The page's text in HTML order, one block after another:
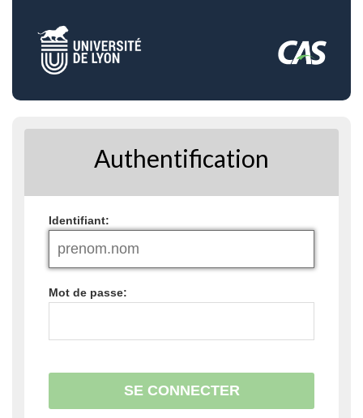
Authentification
Identifiant:
Mot de passe: